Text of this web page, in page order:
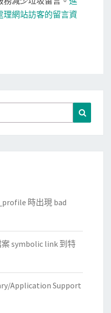
理網站訪客的留言資
時出現 bad
symbolic link 到特
Application Support